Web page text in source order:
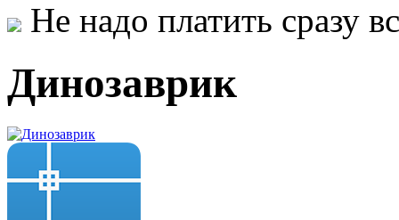
Не надо платить сразу
Динозаврик